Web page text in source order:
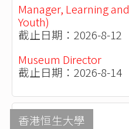
Manager, Learning
Youth)
截止日期：2026-8-12
Museum Director
截止日期：2026-8-14
香港恒生大學